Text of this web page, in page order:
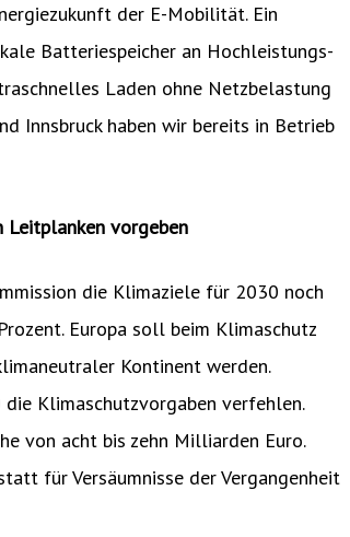
der E-Mobilität. Ein
Batteriespeicher an Hochleistungs-
Laden ohne Netzbelastung
Innsbruck haben wir bereits in Betrieb
Leitplanken vorgeben
die Klimaziele für 2030 noch
Europa soll beim Klimaschutz
Kontinent werden.
Klimaschutzvorgaben verfehlen.
von acht bis zehn Milliarden Euro.
für Versäumnisse der Vergangenheit